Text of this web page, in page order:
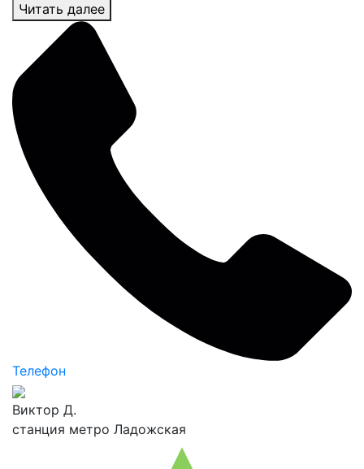
Читать далее
Телефон
Виктор Д.
станция метро Ладожская